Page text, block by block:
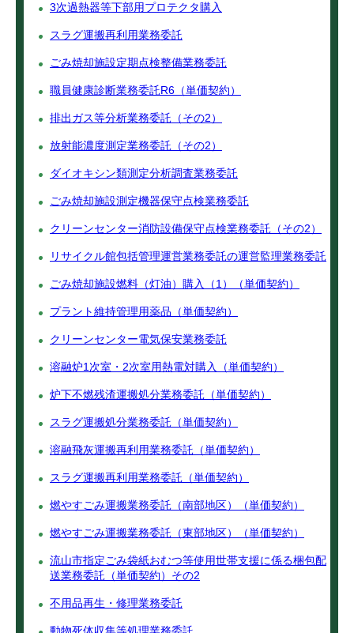
3次過熱器等下部用プロテクタ購入
スラグ運搬再利用業務委託
ごみ焼却施設定期点検整備業務委託
職員健康診断業務委託R6（単価契約）
排出ガス等分析業務委託（その2）
放射能濃度測定業務委託（その2）
ダイオキシン類測定分析調査業務委託
ごみ焼却施設測定機器保守点検業務委託
クリーンセンター消防設備保守点検業務委託（その2）
リサイクル館包括管理運営業務委託の運営監理業務委託
ごみ焼却施設燃料（灯油）購入（1）（単価契約）
プラント維持管理用薬品（単価契約）
クリーンセンター電気保安業務委託
溶融炉1次室・2次室用熱電対購入（単価契約）
炉下不燃残渣運搬処分業務委託（単価契約）
スラグ運搬処分業務委託（単価契約）
溶融飛灰運搬再利用業務委託（単価契約）
スラグ運搬再利用業務委託（単価契約）
燃やすごみ運搬業務委託（南部地区）（単価契約）
燃やすごみ運搬業務委託（東部地区）（単価契約）
流山市指定ごみ袋紙おむつ等使用世帯支援に係る梱包配
送業務委託（単価契約）その2
不用品再生・修理業務委託